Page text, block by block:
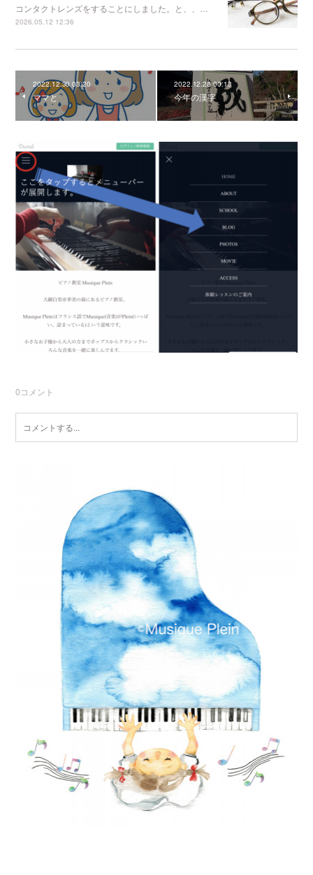
コンタクトレンズをすることにしました。と、、…
2026.05.12 12:36
2022.12.30 03:20
ママと
2022.12.28 00:13
今年の漢字
0コメント